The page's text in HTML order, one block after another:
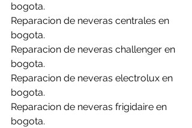
bogota.
Reparacion de neveras centrales en
bogota.
Reparacion de neveras challenger en
bogota.
Reparacion de neveras electrolux en
bogota.
Reparacion de neveras frigidaire en
bogota.